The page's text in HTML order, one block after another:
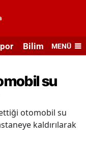
Bilim veMENÜ
su
otomobil su
kaldırılarak